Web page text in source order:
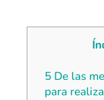
5 De las
para